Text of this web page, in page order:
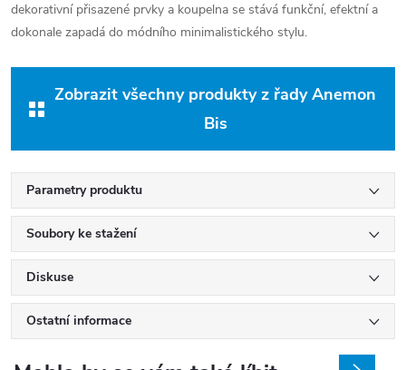
dekorativní přisazené prvky a koupelna se stává funkční, efektní a
dokonale zapadá do módního minimalistického stylu.
Zobrazit všechny produkty z řady Anemon
Bis
Parametry produktu
Soubory ke stažení
Diskuse
Ostatní informace